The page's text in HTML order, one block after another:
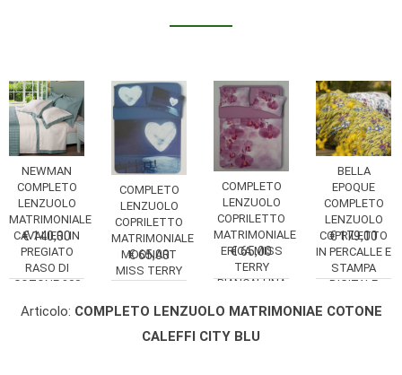
NEWMAN
COMPLETO
LENZUOLO
MATRIMONIALE
CAVALIERI IN
PREGIATO
RASO DI
COTONE 300
€ 140,00
COMPLETO
LENZUOLO
COPRILETTO
MATRIMONIALE
MOONART
MISS TERRY
€ 65,00
COMPLETO
LENZUOLO
COPRILETTO
MATRIMONIALE
ERICA MISS
TERRY
BIANCALUNA
€ 65,00
BELLA
EPOQUE
COMPLETO
LENZUOLO
COPRILETTO
IN PERCALLE E
STAMPA
DIGITALE
€ 179,00
Articolo: COMPLETO LENZUOLO MATRIMONIAE COTONE
CALEFFI CITY BLU